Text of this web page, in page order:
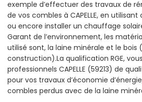
exemple d’effectuer des travaux de
de vos combles à CAPELLE, en
ou encore installer un chauffage
Garant de l’environnement, les
utilisé sont, la laine minérale et le
construction).La qualification RGE,
professionnels CAPELLE (59213) de
pour vos travaux d’économie
combles perdus avec de la laine